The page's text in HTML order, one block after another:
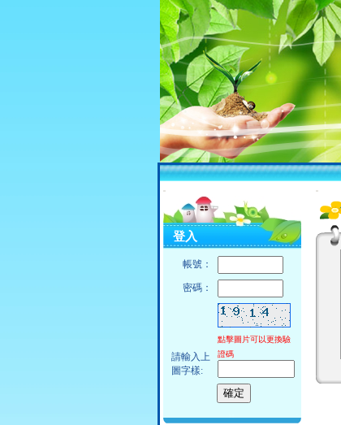
:::
登入
帳號：
密碼：
請輸入上
圖字樣:
點擊圖片可以更換驗
證碼
:::